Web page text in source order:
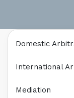
Domestic
International
Mediation